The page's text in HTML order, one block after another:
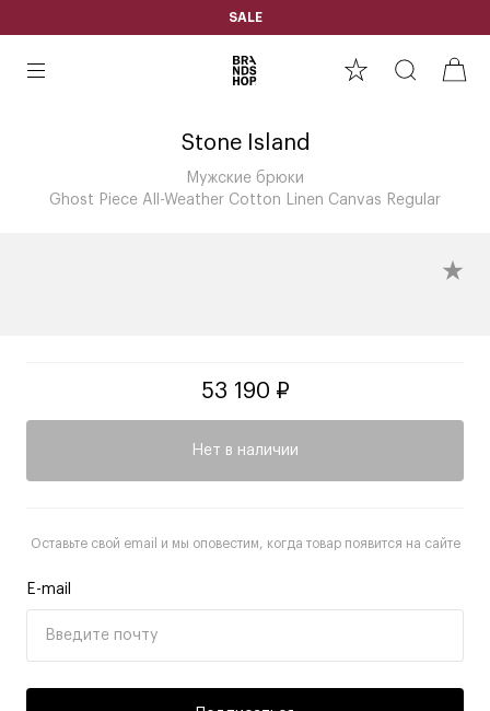
SALE
Stone Island
Мужские брюки
Ghost Piece All-Weather Cotton Linen Canvas Regular
53 190 ₽
Нет в наличии
Оставьте свой email и мы оповестим, когда товар появится на сайте
E-mail